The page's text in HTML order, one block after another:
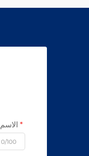
الاسم
0/100